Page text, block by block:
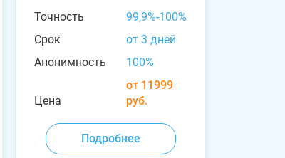
Точность
99,9%-100%
Срок
от 3 дней
Анонимность
100%
Цена
от 11999
руб.
Подробнее